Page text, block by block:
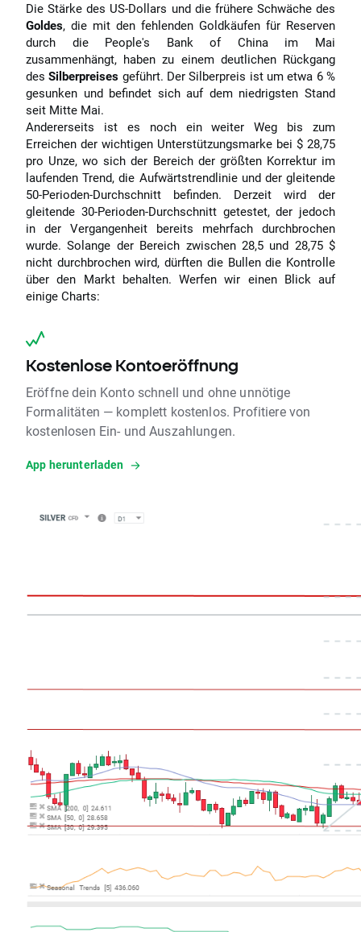
Die Stärke des US-Dollars und die frühere Schwäche des
Goldes, die mit den fehlenden Goldkäufen für Reserven
durch die People's Bank of China im Mai
zusammenhängt, haben zu einem deutlichen Rückgang
desSilberpreises geführt. Der Silberpreis ist um etwa 6 %
gesunken und befindet sich auf dem niedrigsten Stand
seit Mitte Mai.
Andererseits ist es noch ein weiter Weg bis zum
Erreichen der wichtigen Unterstützungsmarke bei $ 28,75
pro Unze, wo sich der Bereich der größten Korrektur im
laufenden Trend, die Aufwärtstrendlinie und der gleitende
50-Perioden-Durchschnitt befinden. Derzeit wird der
gleitende 30-Perioden-Durchschnitt getestet, der jedoch
in der Vergangenheit bereits mehrfach durchbrochen
wurde. Solange der Bereich zwischen 28,5 und 28,75 $
nicht durchbrochen wird, dürften die Bullen die Kontrolle
über den Markt behalten. Werfen wir einen Blick auf
einige Charts:
Kostenlose Kontoeröffnung
Eröffne dein Konto schnell und ohne unnötige
Formalitäten — komplett kostenlos. Profitiere von
kostenlosen Ein- und Auszahlungen.
App herunterladen